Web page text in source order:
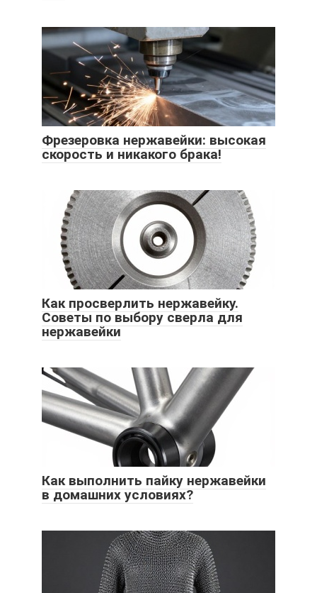
Фрезеровка нержавейки: высокая
скорость и никакого брака!
Как просверлить нержавейку.
Советы по выбору сверла для
нержавейки
Как выполнить пайку нержавейки
в домашних условиях?